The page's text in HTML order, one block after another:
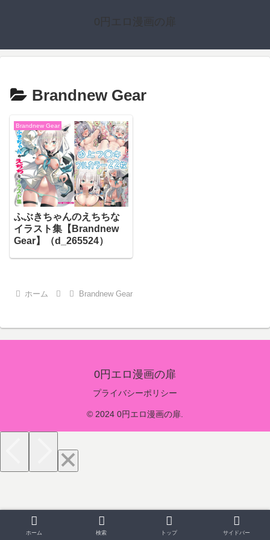
0円エロ漫画の扉
Brandnew Gear
Brandnew Gear
ふぶきちゃんのえちちな
イラスト集【Brandnew
Gear】（d_265524）
ホーム Brandnew Gear
0円エロ漫画の扉
プライバシーポリシー
© 2024 0円エロ漫画の扉.
ホーム 検索 トップ サイドバー